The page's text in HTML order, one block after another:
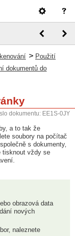
> Použití
dokumentů do
dokumentu: EE1S-0JY
a to tak že
soubory na počítač
s dokumenty,
tisknout vždy se
obrazová data
nových
naleznete